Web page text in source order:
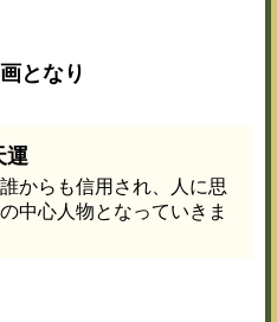
となり
運
からも信用され、人に思
中心人物となっていきま